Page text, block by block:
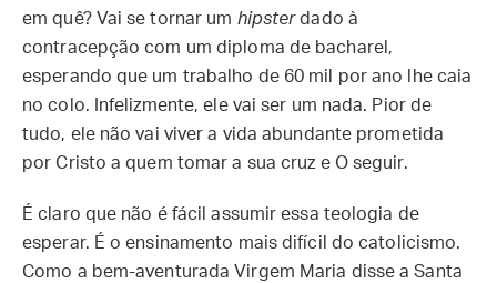
em quê? Vai se tornar um hipsterdado à
contracepção com um diploma de bacharel,
esperando que um trabalho de 60 mil por ano lhe caia
no colo. Infelizmente, ele vai ser um nada. Pior de
tudo, ele não vai viver a vida abundante prometida
por Cristo a quem tomar a sua cruz e O seguir.
É claro que não é fácil assumir essa teologia de
esperar. É o ensinamento mais difícil do catolicismo.
Como a bem-aventurada Virgem Maria disse a Santa